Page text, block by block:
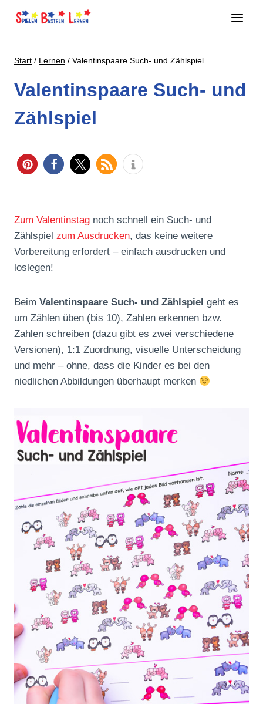
Inhalt
Start / Lernen / Valentinspaare Such- und Zählspiel
Valentinspaare Such- und
Zählspiel
Zum Valentinstag noch schnell ein Such- und
Zählspiel zum Ausdrucken, das keine weitere
Vorbereitung erfordert – einfach ausdrucken und
loslegen!
Beim Valentinspaare Such- und Zählspiel geht es
um Zählen üben (bis 10), Zahlen erkennen bzw.
Zahlen schreiben (dazu gibt es zwei verschiedene
Versionen), 1:1 Zuordnung, visuelle Unterscheidung
und mehr – ohne, dass die Kinder es bei den
niedlichen Abbildungen überhaupt merken